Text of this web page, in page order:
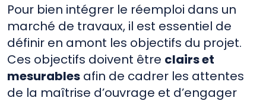
Pour bien intégrer le réemploi dans un
marché de travaux, il est essentiel de
définir en amont les objectifs du projet.
Ces objectifs doivent être clairs et
mesurables afin de cadrer les attentes
de la maîtrise d’ouvrage et d’engager